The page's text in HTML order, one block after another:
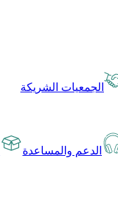
الجمعيات الشريكة
الدعم والمساعدة